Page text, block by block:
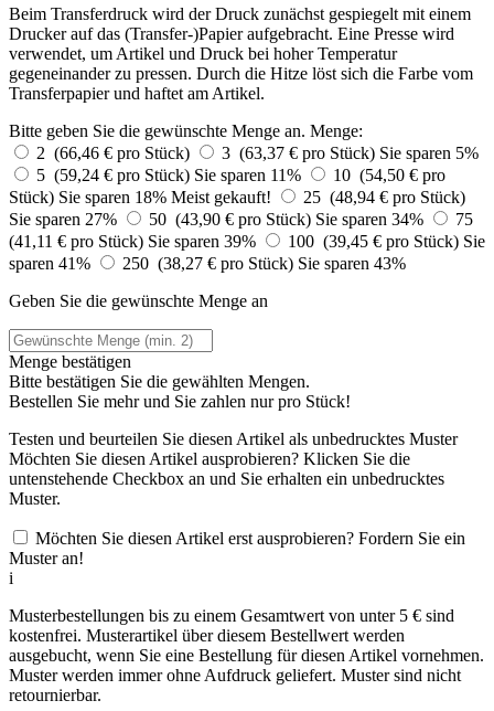
Beim Transferdruck wird der Druck zunächst gespiegelt mit einem
Drucker auf das (Transfer-)Papier aufgebracht. Eine Presse wird
verwendet, um Artikel und Druck bei hoher Temperatur
gegeneinander zu pressen. Durch die Hitze löst sich die Farbe vom
Transferpapier und haftet am Artikel.
Bitte geben Sie die gewünschte Menge an. Menge:
2 (66,46 € pro Stück)
3 (63,37 € pro Stück) Sie sparen 5%
5 (59,24 € pro Stück) Sie sparen 11%
10 (54,50 € pro
Stück) Sie sparen 18% Meist gekauft!
25 (48,94 € pro Stück)
Sie sparen 27%
50 (43,90 € pro Stück) Sie sparen 34%
75
(41,11 € pro Stück) Sie sparen 39% 100 (39,45 € pro Stück) Sie
sparen 41%
250 (38,27 € pro Stück) Sie sparen 43%
Geben Sie die gewünschte Menge an
Menge bestätigen
Bitte bestätigen Sie die gewählten Mengen.
Bestellen Sie mehr und Sie zahlen nurpro Stück!
Testen und beurteilen Sie diesen Artikel als unbedrucktes Muster
Möchten Sie diesen Artikel ausprobieren? Klicken Sie die
untenstehende Checkbox an und Sie erhalten ein unbedrucktes
Muster.
Möchten Sie diesen Artikel erst ausprobieren? Fordern Sie ein
Muster an!
i
Musterbestellungen bis zu einem Gesamtwert von unter 5 € sind
kostenfrei. Musterartikel über diesem Bestellwert werden
ausgebucht, wenn Sie eine Bestellung für diesen Artikel vornehmen.
Muster werden immer ohne Aufdruck geliefert. Muster sind nicht
retournierbar.